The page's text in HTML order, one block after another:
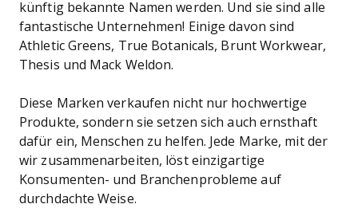
künftig bekannte Namen werden. Und sie sind alle
fantastische Unternehmen! Einige davon sind
Athletic Greens, True Botanicals, Brunt Workwear,
Thesis und Mack Weldon.
Diese Marken verkaufen nicht nur hochwertige
Produkte, sondern sie setzen sich auch ernsthaft
dafür ein, Menschen zu helfen. Jede Marke, mit der
wir zusammenarbeiten, löst einzigartige
Konsumenten- und Branchenprobleme auf
durchdachte Weise.